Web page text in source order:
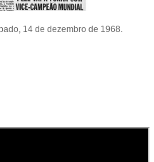
14 de dezembro de 1968.